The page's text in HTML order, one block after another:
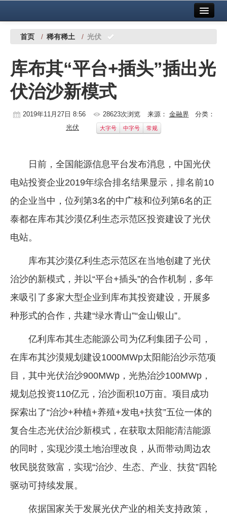
中国有色金属报社主办 广告服务
铜镍铅锌
铝
稀有稀土
镁钛
地矿 建设
党建工作
企业文化
《资源再生》杂志
行情报价
首页 / 稀有稀土 / 光伏
库布其“平台+插头”插出光
伏治沙新模式
2019年11月27日 8:56 28623次浏览 来源： 金融界 分类：
光伏
大字号 中字号 常规
日前，全国能源信息平台发布消息，中国光伏
电站投资企业2019年综合排名结果显示，排名前10
的企业当中，位列第3名的中广核和位列第6名的正
泰都在库布其沙漠亿利生态示范区投资建设了光伏
电站。
库布其沙漠亿利生态示范区在当地创建了光伏
治沙的新模式，并以“平台+插头”的合作机制，多年
来吸引了多家大型企业到库布其投资建设，开展多
种形式的合作，共建“绿水青山”“金山银山”。
亿利库布其生态能源公司为亿利集团子公司，
在库布其沙漠规划建设1000MWp太阳能治沙示范项
目，其中光伏治沙900MWp，光热治沙100MWp，
规划总投资110亿元，治沙面积10万亩。项目成功
探索出了“治沙+种植+养殖+发电+扶贫”五位一体的
复合生态光伏治沙新模式，在获取太阳能清洁能源
的同时，实现沙漠土地治理改良，从而带动周边农
牧民脱贫致富，实现“治沙、生态、产业、扶贫”四轮
驱动可持续发展。
依据国家关于发展光伏产业的相关支持政策，